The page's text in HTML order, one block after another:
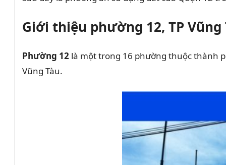
Giới thiệu phường 12, TP Vũng
Phường 12 là một trong 16 phường thuộc thành
Vũng Tàu.